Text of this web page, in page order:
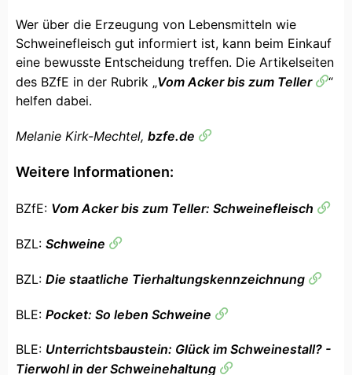
Wer über die Erzeugung von Lebensmitteln wie
Schweinefleisch gut informiert ist, kann beim Einkauf
eine bewusste Entscheidung treffen. Die Artikelseiten
des BZfE in der Rubrik „Vom Acker bis zum Teller
“
helfen dabei.
Melanie Kirk-Mechtel, bzfe.de
Weitere Informationen:
BZfE: Vom Acker bis zum Teller: Schweinefleisch
BZL: Schweine
BZL: Die staatliche Tierhaltungskennzeichnung
BLE: Pocket: So leben Schweine
BLE: Unterrichtsbaustein: Glück im Schweinestall? -
Tierwohl in der Schweinehaltung